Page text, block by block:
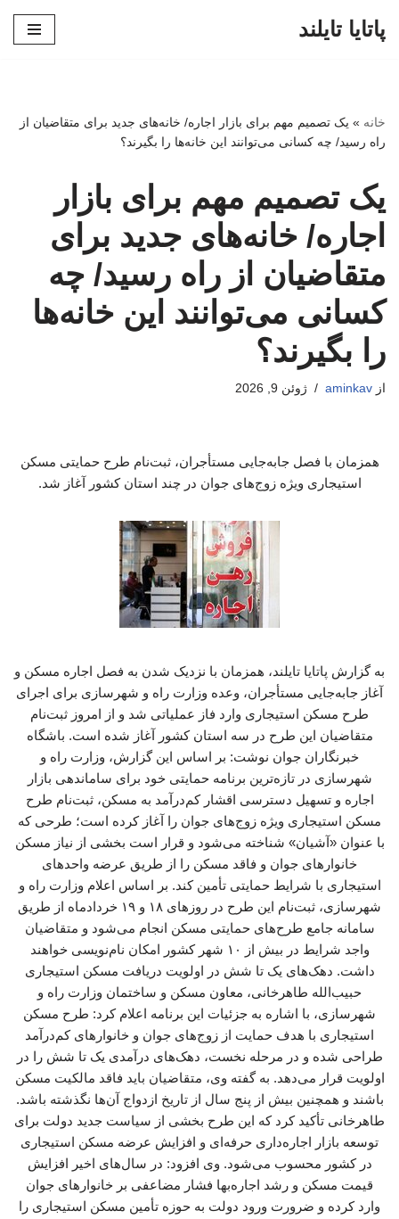
پاتایا تایلند
خانه » یک تصمیم مهم برای بازار اجاره/ خانه‌های جدید برای متقاضیان از
راه رسید/ چه کسانی می‌توانند این خانه‌ها را بگیرند؟
یک تصمیم مهم برای بازار
اجاره/ خانه‌های جدید برای
متقاضیان از راه رسید/ چه
کسانی می‌توانند این خانه‌ها
را بگیرند؟
از aminkav ژوئن 9, 2026
همزمان با فصل جابه‌جایی مستأجران، ثبت‌نام طرح حمایتی مسکن
استیجاری ویژه زوج‌های جوان در چند استان کشور آغاز شد.
به گزارش پاتایا تایلند، همزمان با نزدیک شدن به فصل اجاره مسکن و
آغاز جابه‌جایی مستأجران، وعده وزارت راه و شهرسازی برای اجرای
طرح مسکن استیجاری وارد فاز عملیاتی شد و از امروز ثبت‌نام
متقاضیان این طرح در سه استان کشور آغاز شده است. باشگاه
خبرنگاران جوان نوشت: بر اساس این گزارش، وزارت راه و
شهرسازی در تازه‌ترین برنامه حمایتی خود برای ساماندهی بازار
اجاره و تسهیل دسترسی اقشار کم‌درآمد به مسکن، ثبت‌نام طرح
مسکن استیجاری ویژه زوج‌های جوان را آغاز کرده است؛ طرحی که
با عنوان «آشیان» شناخته می‌شود و قرار است بخشی از نیاز مسکن
خانوارهای جوان و فاقد مسکن را از طریق عرضه واحدهای
استیجاری با شرایط حمایتی تأمین کند. بر اساس اعلام وزارت راه و
شهرسازی، ثبت‌نام این طرح در روزهای ۱۸ و ۱۹ خردادماه از طریق
سامانه جامع طرح‌های حمایتی مسکن انجام می‌شود و متقاضیان
واجد شرایط در بیش از ۱۰ شهر کشور امکان نام‌نویسی خواهند
داشت. دهک‌های یک تا شش در اولویت دریافت مسکن استیجاری
حبیب‌الله طاهرخانی، معاون مسکن و ساختمان وزارت راه و
شهرسازی، با اشاره به جزئیات این برنامه اعلام کرد: طرح مسکن
استیجاری با هدف حمایت از زوج‌های جوان و خانوارهای کم‌درآمد
طراحی شده و در مرحله نخست، دهک‌های درآمدی یک تا شش را در
اولویت قرار می‌دهد. به گفته وی، متقاضیان باید فاقد مالکیت مسکن
باشند و همچنین بیش از پنج سال از تاریخ ازدواج آن‌ها نگذشته باشد.
طاهرخانی تأکید کرد که این طرح بخشی از سیاست جدید دولت برای
توسعه بازار اجاره‌داری حرفه‌ای و افزایش عرضه مسکن استیجاری
در کشور محسوب می‌شود. وی افزود: در سال‌های اخیر افزایش
قیمت مسکن و رشد اجاره‌بها فشار مضاعفی بر خانوارهای جوان
وارد کرده و ضرورت ورود دولت به حوزه تأمین مسکن استیجاری را